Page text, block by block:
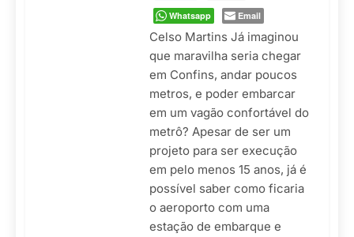
Whatsapp Email
Celso Martins Já imaginou
que maravilha seria chegar
em Confins, andar poucos
metros, e poder embarcar
em um vagão confortável do
metrô? Apesar de ser um
projeto para ser execução
em pelo menos 15 anos, já é
possível saber como ficaria
o aeroporto com uma
estação de embarque e